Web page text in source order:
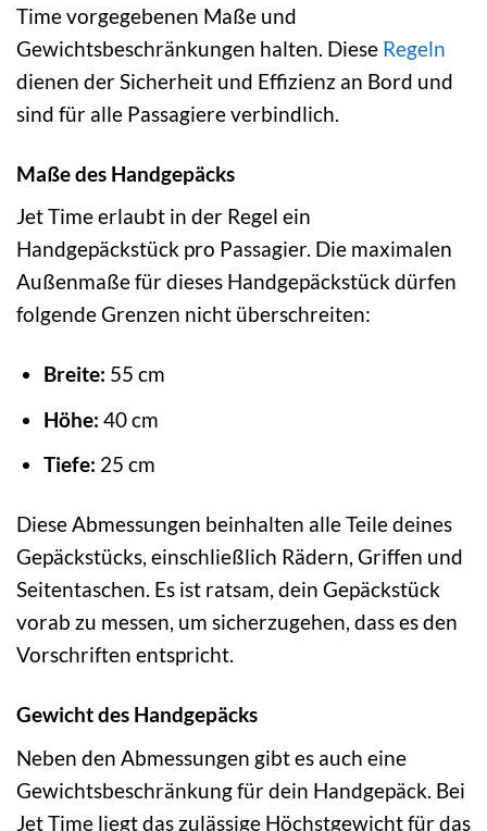
Time vorgegebenen Maße und
Gewichtsbeschränkungen halten. Diese Regeln
dienen der Sicherheit und Effizienz an Bord und
sind für alle Passagiere verbindlich.
Maße des Handgepäcks
Jet Time erlaubt in der Regel ein
Handgepäckstück pro Passagier. Die maximalen
Außenmaße für dieses Handgepäckstück dürfen
folgende Grenzen nicht überschreiten:
Breite: 55 cm
Höhe: 40 cm
Tiefe: 25 cm
Diese Abmessungen beinhalten alle Teile deines
Gepäckstücks, einschließlich Rädern, Griffen und
Seitentaschen. Es ist ratsam, dein Gepäckstück
vorab zu messen, um sicherzugehen, dass es den
Vorschriften entspricht.
Gewicht des Handgepäcks
Neben den Abmessungen gibt es auch eine
Gewichtsbeschränkung für dein Handgepäck. Bei
Jet Time liegt das zulässige Höchstgewicht für das